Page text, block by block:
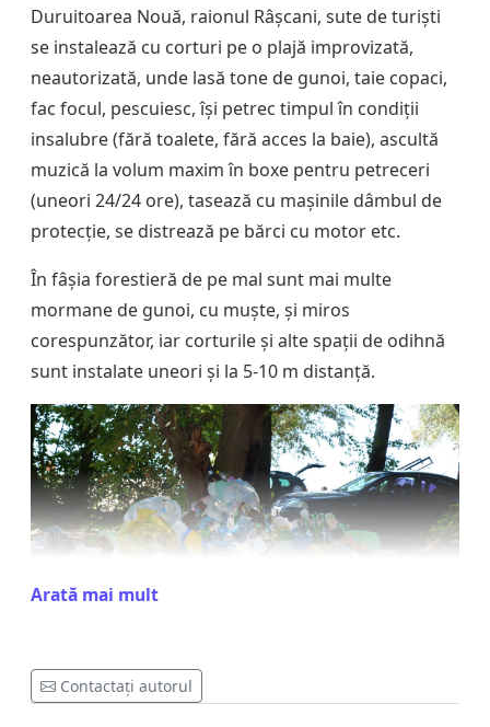
Duruitoarea Nouă, raionul Râșcani, sute de turiști
se instalează cu corturi pe o plajă improvizată,
neautorizată, unde lasă tone de gunoi, taie copaci,
fac focul, pescuiesc, își petrec timpul în condiții
insalubre (fără toalete, fără acces la baie), ascultă
muzică la volum maxim în boxe pentru petreceri
(uneori 24/24 ore), tasează cu mașinile dâmbul de
protecție, se distrează pe bărci cu motor etc.
În fâșia forestieră de pe mal sunt mai multe
mormane de gunoi, cu muște, și miros
corespunzător, iar corturile și alte spații de odihnă
sunt instalate uneori și la 5-10 m distanță.
Arată mai mult
Contactați autorul